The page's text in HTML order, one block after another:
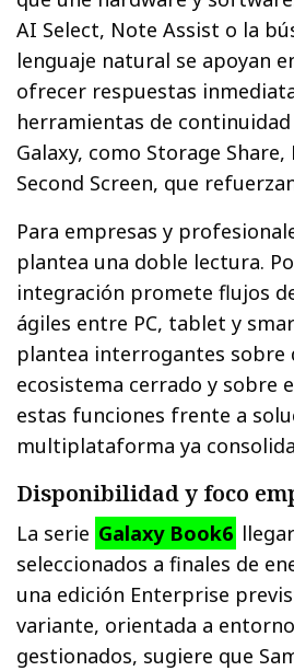
AI Select, Note Assist o la
lenguaje natural se apoyan
ofrecer respuestas
herramientas de
Galaxy, como Storage
Second Screen, que
Para empresas y
plantea una doble lectura.
integración promete flujos
ágiles entre PC, tablet y
plantea interrogantes sobre
ecosistema cerrado y sobre
estas funciones frente a
multiplataforma ya
Disponibilidad y foco
La serie Galaxy Book6
seleccionados a finales de
una edición Enterprise
variante, orientada a
gestionados, sugiere que